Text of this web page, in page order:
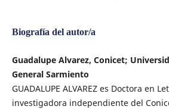
Biografía del autor/a
Guadalupe Alvarez, Conicet;
General Sarmiento
GUADALUPE ALVAREZ es Doctora en
investigadora independiente del